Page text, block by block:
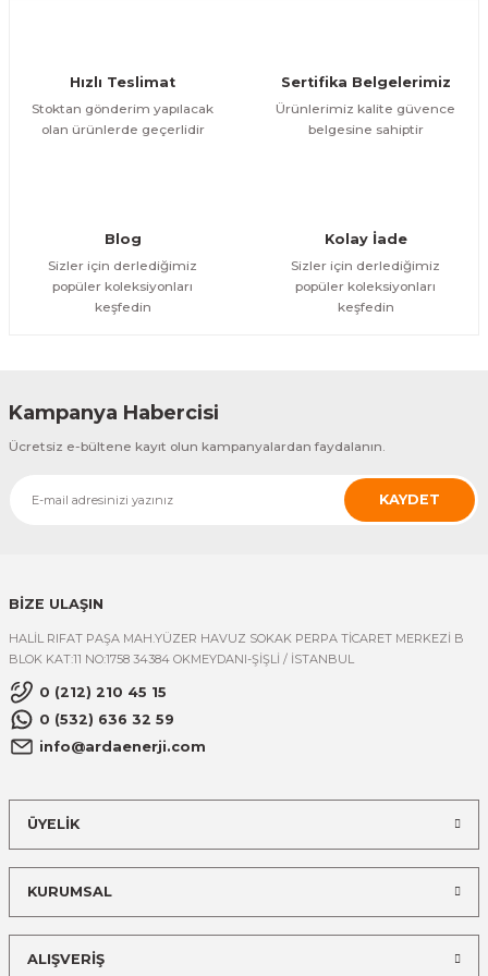
Bu ürüne benzer farklı alternatifler olmalı.
Hızlı Teslimat
Stoktan gönderim yapılacak
olan ürünlerde geçerlidir
Sertifika Belgelerimiz
Ürünlerimiz kalite güvence
belgesine sahiptir
Blog
Sizler için derlediğimiz
popüler koleksiyonları
keşfedin
Kolay İade
Sizler için derlediğimiz
popüler koleksiyonları
keşfedin
Kampanya Habercisi
Ücretsiz e-bültene kayıt olun kampanyalardan faydalanın.
KAYDET
BİZE ULAŞIN
HALİL RIFAT PAŞA MAH.YÜZER HAVUZ SOKAK PERPA TİCARET MERKEZİ B
BLOK KAT:11 NO:1758 34384 OKMEYDANI-ŞİŞLİ / İSTANBUL
0 (212) 210 45 15
0 (532) 636 32 59
info@ardaenerji.com
ÜYELİK
KURUMSAL
ALIŞVERİŞ